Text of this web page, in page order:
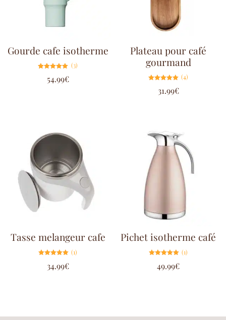
Gourde cafe isotherme
5.00
sur 5
(3)
54.99€
Plateau pour café
gourmand
5.00
sur 5
(4)
31.99€
Tasse melangeur cafe
5.00
sur 5
(1)
34.99€
Pichet isotherme café
5.00
sur 5
(1)
49.99€